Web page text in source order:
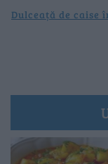
Dulceață de caise